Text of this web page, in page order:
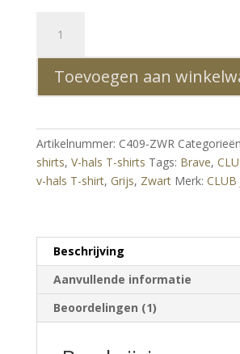
allover
modern
dessin
hals
Freedom
heren
T-
aantal
Toevoegen aan
Artikelnummer: C409-ZWR
shirts, V-hals T-shirts Tags: Brave,
v-hals T-shirt, Grijs, Zwart Merk: CLUB
Beschrijving
Aanvullende informatie
Beoordelingen (1)